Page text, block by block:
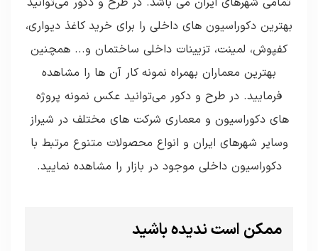
بهترین دکوراسیون های داخلی را برای خرید کاغذ دیواری،
کفپوش، لمینت، تزیینات داخلی ساختمان و... همچنین
بهترین معماران بهمراه نمونه کار آن ها را مشاهده
فرمایید. در طرح و دکور می‌توانید عکس نمونه پروژه
های دکوراسیون و معماری شرکت های مختلف در شیراز
وسایر شهرهای ایران و انواع محصولات متنوع مرتبط با
دکوراسیون داخلی موجود در بازار را مشاهده نمایید.
ممکن است ندیده باشید